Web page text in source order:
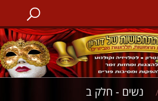
/ נשים - חלק ב